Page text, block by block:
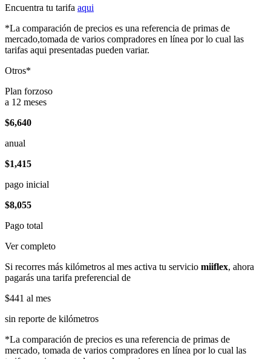
Encuentra tu tarifa aqui
*La comparación de precios es una referencia de primas de
mercado,tomada de varios compradores en línea por lo cual las
tarifas aqui presentadas pueden variar.
Otros*
Plan forzoso
a 12 meses
$6,640
anual
$1,415
pago inicial
$8,055
Pago total
Ver completo
Si recorres más kilómetros al mes activa tu servicio miiflex, ahora
pagarás una tarifa preferencial de
$441 al mes
sin reporte de kilómetros
*La comparación de precios es una referencia de primas de
mercado, tomada de varios compradores en línea por lo cual las